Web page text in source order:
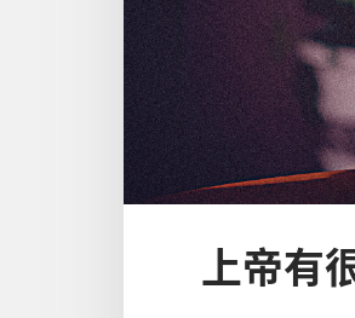
上帝有